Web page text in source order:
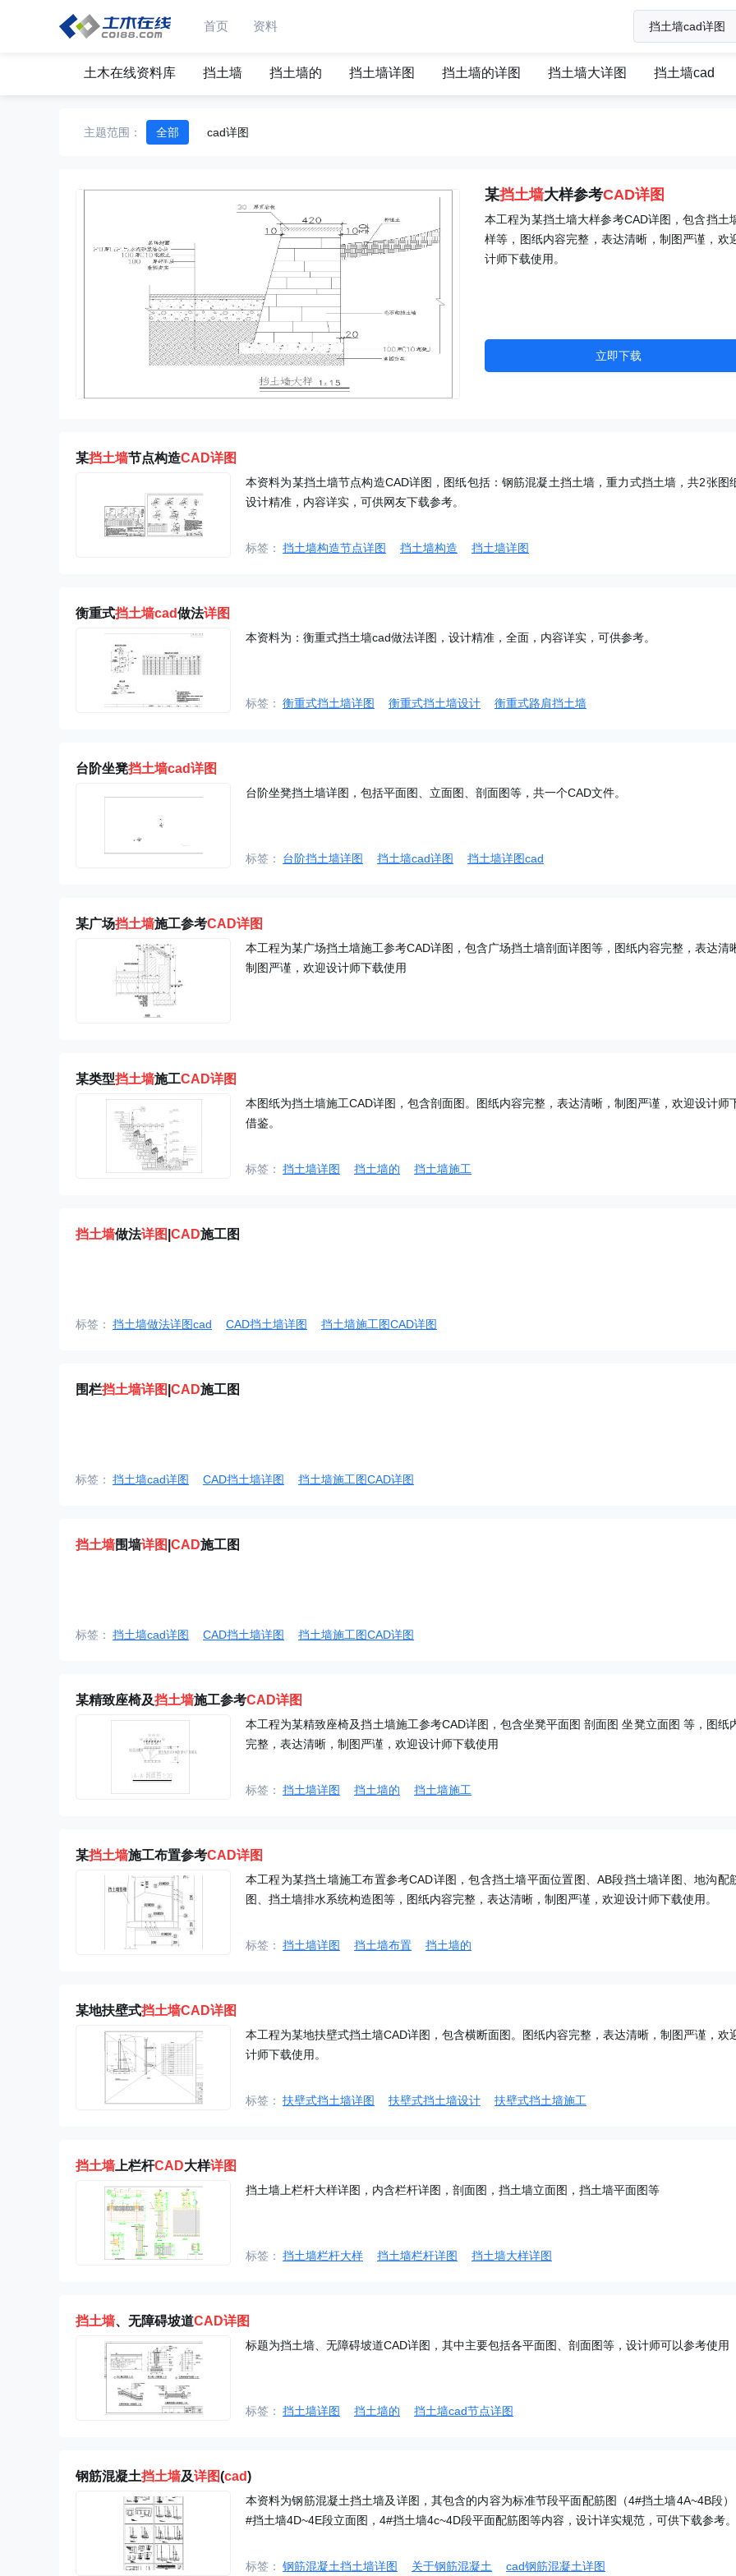
首页 资料
土木在线资料库 挡土墙 挡土墙的 挡土墙详图 挡土墙的详图 挡土墙大详图 挡土墙cad
主题范围： 全部 cad详图
某挡土墙大样参考CAD详图
本工程为某挡土墙大样参考CAD详图，包含挡土
样等，图纸内容完整，表达清晰，制图严谨，欢
计师下载使用。
立即下载
某挡土墙节点构造CAD详图
本资料为某挡土墙节点构造CAD详图，图纸包括：钢筋混凝土挡土墙，重力式挡土墙，共2张图
设计精准，内容详实，可供网友下载参考。
标签： 挡土墙构造节点详图 挡土墙构造 挡土墙详图
衡重式挡土墙cad做法详图
本资料为：衡重式挡土墙cad做法详图，设计精准，全面，内容详实，可供参考。
标签： 衡重式挡土墙详图 衡重式挡土墙设计 衡重式路肩挡土墙
台阶坐凳挡土墙cad详图
台阶坐凳挡土墙详图，包括平面图、立面图、剖面图等，共一个CAD文件。
标签： 台阶挡土墙详图 挡土墙cad详图 挡土墙详图cad
某广场挡土墙施工参考CAD详图
本工程为某广场挡土墙施工参考CAD详图，包含广场挡土墙剖面详图等，图纸内容完整，表达清
制图严谨，欢迎设计师下载使用
某类型挡土墙施工CAD详图
本图纸为挡土墙施工CAD详图，包含剖面图。图纸内容完整，表达清晰，制图严谨，欢迎设计师
借鉴。
标签： 挡土墙详图 挡土墙的 挡土墙施工
挡土墙做法详图 CAD施工图
标签： 挡土墙做法详图cad CAD挡土墙详图 挡土墙施工图CAD详图
围栏挡土墙详图 CAD施工图
标签： 挡土墙cad详图 CAD挡土墙详图 挡土墙施工图CAD详图
挡土墙围墙详图 CAD施工图
标签： 挡土墙cad详图 CAD挡土墙详图 挡土墙施工图CAD详图
某精致座椅及挡土墙施工参考CAD详图
本工程为某精致座椅及挡土墙施工参考CAD详图，包含坐凳平面图 剖面图 坐凳立面图 等，图纸
完整，表达清晰，制图严谨，欢迎设计师下载使用
标签： 挡土墙详图 挡土墙的 挡土墙施工
某挡土墙施工布置参考CAD详图
本工程为某挡土墙施工布置参考CAD详图，包含挡土墙平面位置图、AB段挡土墙详图、地沟配
图、挡土墙排水系统构造图等，图纸内容完整，表达清晰，制图严谨，欢迎设计师下载使用。
标签： 挡土墙详图 挡土墙布置 挡土墙的
某地扶壁式挡土墙CAD详图
本工程为某地扶壁式挡土墙CAD详图，包含横断面图。图纸内容完整，表达清晰，制图严谨，欢
计师下载使用。
标签： 扶壁式挡土墙详图 扶壁式挡土墙设计 扶壁式挡土墙施工
挡土墙上栏杆CAD大样详图
挡土墙上栏杆大样详图，内含栏杆详图，剖面图，挡土墙立面图，挡土墙平面图等
标签： 挡土墙栏杆大样 挡土墙栏杆详图 挡土墙大样详图
挡土墙、无障碍坡道CAD详图
标题为挡土墙、无障碍坡道CAD详图，其中主要包括各平面图、剖面图等，设计师可以参考使用
标签： 挡土墙详图 挡土墙的 挡土墙cad节点详图
钢筋混凝土挡土墙及详图(cad)
本资料为钢筋混凝土挡土墙及详图，其包含的内容为标准节段平面配筋图（4#挡土墙4A~4B段
#挡土墙4D~4E段立面图，4#挡土墙4c~4D段平面配筋图等内容，设计详实规范，可供下载参考。
标签： 钢筋混凝土挡土墙详图 关于钢筋混凝土 cad钢筋混凝土详图